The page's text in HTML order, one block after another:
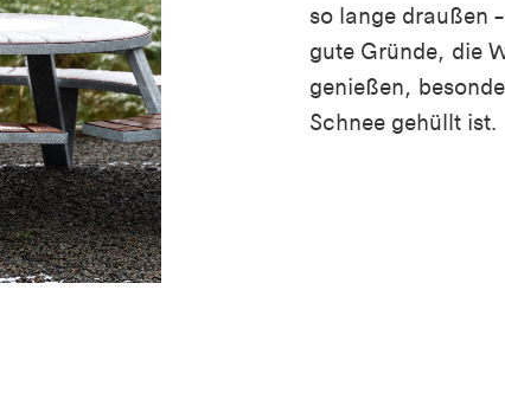
so lange draußen
gute Gründe, die
genießen,
Schnee gehüllt ist.